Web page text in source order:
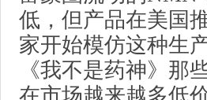
低，但产品在美国
家开始模仿这种生
《我不是药神》那
在市场越来越多低